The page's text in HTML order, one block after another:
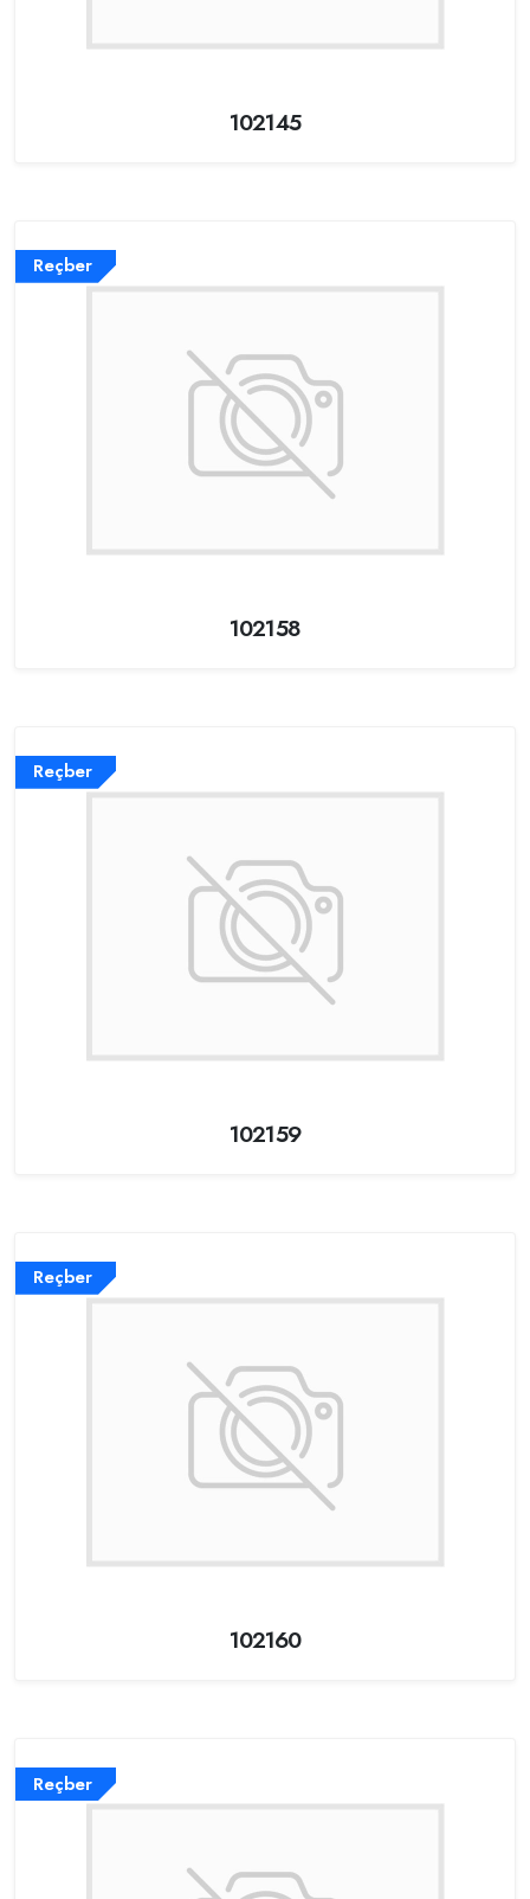
102145
Reçber
102158
Reçber
102159
Reçber
102160
Reçber